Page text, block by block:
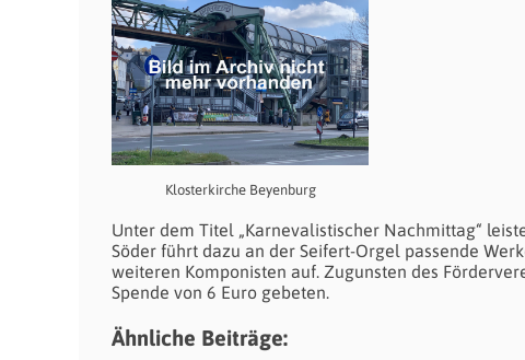
Klosterkirche Beyenburg
Unter dem Titel „Karnevalistischer Nachmittag“
Söder führt dazu an der Seifert-Orgel passende
weiteren Komponisten auf. Zugunsten des
Spende von 6 Euro gebeten.
Ähnliche Beiträge: